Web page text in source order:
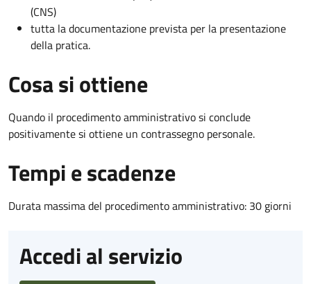
(CNS)
tutta la documentazione prevista per la presentazione
della pratica.
Cosa si ottiene
Quando il procedimento amministrativo si conclude
positivamente si ottiene un contrassegno personale.
Tempi e scadenze
Durata massima del procedimento amministrativo: 30 giorni
Accedi al servizio